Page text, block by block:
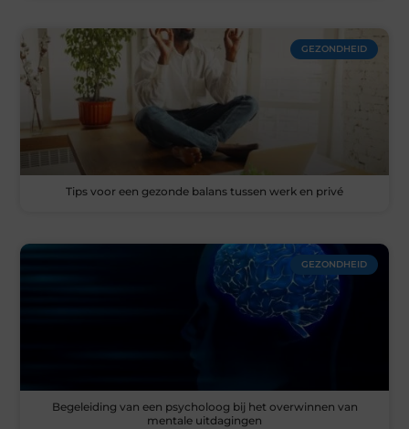
GEZONDHEID
Tips voor een gezonde balans tussen werk en privé
GEZONDHEID
Begeleiding van een psycholoog bij het overwinnen van
mentale uitdagingen